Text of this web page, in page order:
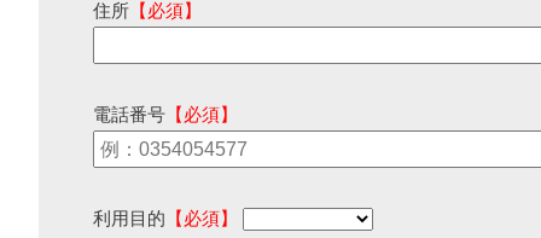
住所 【必須】
電話番号 【必須】
利用目的 【必須】